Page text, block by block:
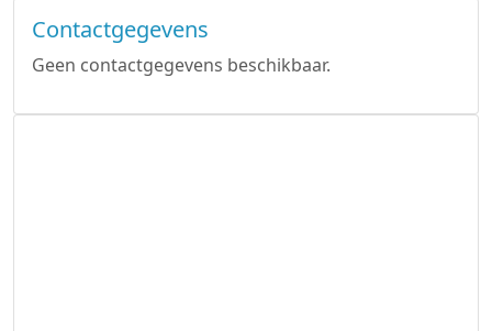
Contactgegevens
Geen contactgegevens beschikbaar.